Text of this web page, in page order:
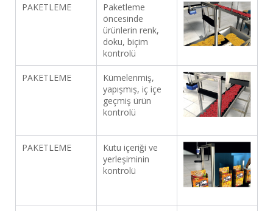
PAKETLEME
Paketleme
öncesinde
ürünlerin renk,
doku, biçim
kontrolü
PAKETLEME
Kümelenmiş,
yapışmış, iç içe
geçmiş ürün
kontrolü
PAKETLEME
Kutu içeriği ve
yerleşiminin
kontrolü